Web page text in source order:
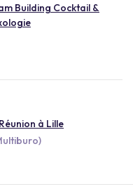
Building Cocktail &
Réunion à Lille